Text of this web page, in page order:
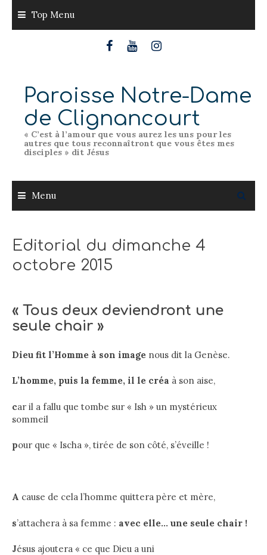
content
Top Menu
Paroisse Notre-Dame
de Clignancourt
« C’est à l’amour que vous aurez les uns pour les
autres que tous reconnaîtront que vous êtes mes
disciples » dit Jésus
Menu
Editorial du dimanche 4
octobre 2015
« Tous deux deviendront une
seule chair »
Dieu fit l’Homme à son image nous dit la Genèse.
L’homme, puis la femme, il le créa à son aise,
car il a fallu que tombe sur « Ish » un mystérieux
sommeil
pour que « Ischa », tirée de son côté, s’éveille !
A cause de cela l’homme quittera père et mère,
s’attachera à sa femme : avec elle… une seule chair !
Jésus ajoutera « ce que Dieu a uni